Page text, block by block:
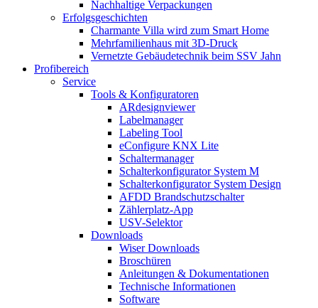
Nachhaltige Verpackungen
Erfolgsgeschichten
Charmante Villa wird zum Smart Home
Mehrfamilienhaus mit 3D-Druck
Vernetzte Gebäudetechnik beim SSV Jahn
Profibereich
Service
Tools & Konfiguratoren
ARdesignviewer
Labelmanager
Labeling Tool
eConfigure KNX Lite
Schaltermanager
Schalterkonfigurator System M
Schalterkonfigurator System Design
AFDD Brandschutzschalter
Zählerplatz-App
USV-Selektor
Downloads
Wiser Downloads
Broschüren
Anleitungen & Dokumentationen
Technische Informationen
Software